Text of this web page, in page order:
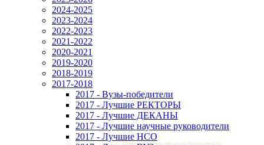
2024-2025
2023-2024
2022-2023
2021-2022
2020-2021
2019-2020
2018-2019
2017-2018
2017 - Вузы-победители
2017 - Лучшие РЕКТОРЫ
2017 - Лучшие ДЕКАНЫ
2017 - Лучшие научные руководители
2017 - Лучшие НСО